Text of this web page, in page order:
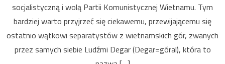
Gór
socjalistyczną i wolą Partii Komunistycznej Wietnamu. Tym
bardziej warto przyjrzeć się ciekawemu, przewijającemu się
ostatnio wątkowi separatystów z wietnamskich gór, zwanych
przez samych siebie Ludźmi Degar (Degar=góral), która to